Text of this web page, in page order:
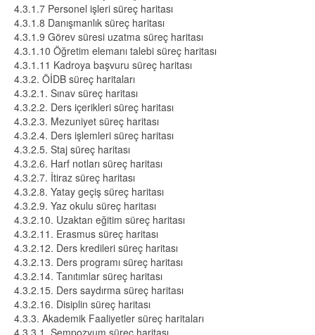
4.3.1.7 Personel işleri süreç haritası
4.3.1.8 Danışmanlık süreç haritası
4.3.1.9 Görev süresi uzatma süreç haritası
4.3.1.10 Öğretim elemanı talebi süreç haritası
4.3.1.11 Kadroya başvuru süreç haritası
4.3.2. ÖİDB süreç haritaları
4.3.2.1. Sınav süreç haritası
4.3.2.2. Ders içerikleri süreç haritası
4.3.2.3. Mezuniyet süreç haritası
4.3.2.4. Ders işlemleri süreç haritası
4.3.2.5. Staj süreç haritası
4.3.2.6. Harf notları süreç haritası
4.3.2.7. İtiraz süreç haritası
4.3.2.8. Yatay geçiş süreç haritası
4.3.2.9. Yaz okulu süreç haritası
4.3.2.10. Uzaktan eğitim süreç haritası
4.3.2.11. Erasmus süreç haritası
4.3.2.12. Ders kredileri süreç haritası
4.3.2.13. Ders programı süreç haritası
4.3.2.14. Tanıtımlar süreç haritası
4.3.2.15. Ders saydırma süreç haritası
4.3.2.16. Disiplin süreç haritası
4.3.3. Akademik Faaliyetler süreç haritaları
4.3.3.1. Sempozyum süreç haritası